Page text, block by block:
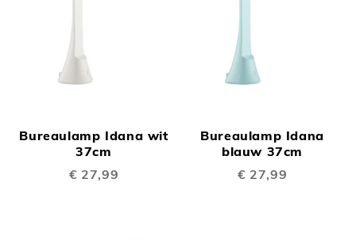
Bureaulamp Idana wit
37cm
€ 27,99
Bureaulamp Idana
blauw 37cm
€ 27,99